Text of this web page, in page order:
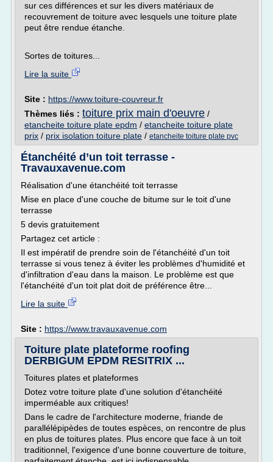
sur ces différences et sur les divers matériaux de
recouvrement de toiture avec lesquels une toiture plate
peut être rendue étanche.
Sortes de toitures...
Lire la suite
Site : https://www.toiture-couvreur.fr
Thèmes liés : toiture prix main d'oeuvre /
etancheite toiture plate epdm / etancheite toiture plate
prix / prix isolation toiture plate / etancheite toiture plate pvc
Étanchéité d’un toit terrasse -
Travauxavenue.com
Réalisation d'une étanchéité toit terrasse
Mise en place d'une couche de bitume sur le toit d'une
terrasse
5 devis gratuitement
Partagez cet article :
Il est impératif de prendre soin de l'étanchéité d'un toit
terrasse si vous tenez à éviter les problèmes d'humidité et
d'infiltration d'eau dans la maison. Le problème est que
l'étanchéité d'un toit plat doit de préférence être...
Lire la suite
Site : https://www.travauxavenue.com
Toiture plate plateforme roofing
DERBIGUM EPDM RESITRIX ...
Toitures plates et plateformes
Dotez votre toiture plate d'une solution d'étanchéité
imperméable aux critiques!
Dans le cadre de l'architecture moderne, friande de
parallélépipèdes de toutes espèces, on rencontre de plus
en plus de toitures plates. Plus encore que face à un toit
traditionnel, l'exigence d'une bonne couverture de toiture,